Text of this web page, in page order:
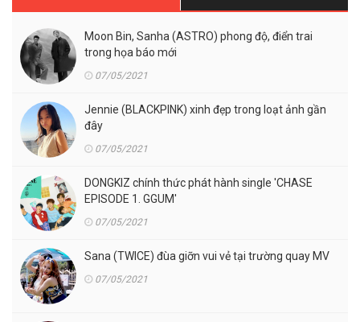
Moon Bin, Sanha (ASTRO) phong độ, điển trai
trong họa báo mới
07/05/2021
Jennie (BLACKPINK) xinh đẹp trong loạt ảnh gần
đây
07/05/2021
DONGKIZ chính thức phát hành single 'CHASE
EPISODE 1. GGUM'
07/05/2021
Sana (TWICE) đùa giỡn vui vẻ tại trường quay MV
07/05/2021